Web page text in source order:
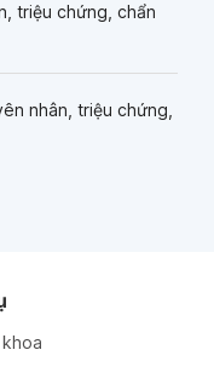
triệu chứng, chẩn
nhân, triệu chứng,